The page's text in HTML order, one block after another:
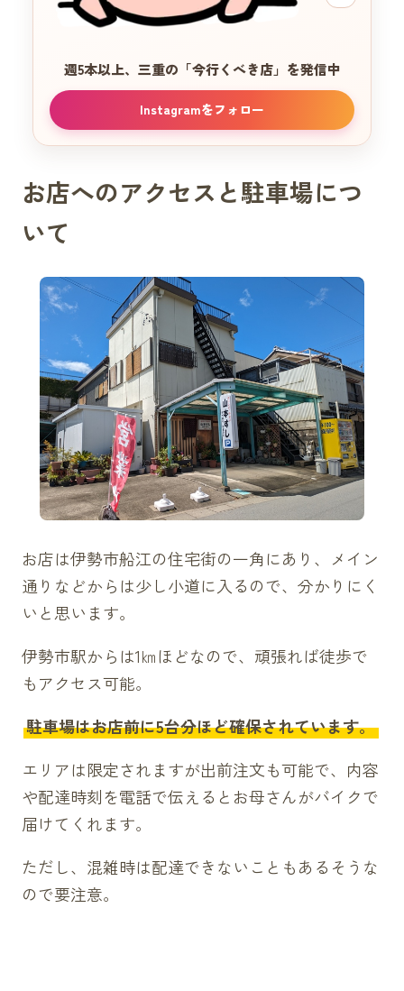
週5本以上、三重の 「今行くべき店」を発信中
Instagramをフォロー
お店へのアクセスと駐車場につ
いて
お店は伊勢市船江の住宅街の一角にあり、メイン
通りなどからは少し小道に入るので、分かりにく
いと思います。
伊勢市駅からは1㎞ほどなので、頑張れば徒歩で
もアクセス可能。
駐車場はお店前に5台分ほど確保されています。
エリアは限定されますが出前注文も可能で、内容
や配達時刻を電話で伝えるとお母さんがバイクで
届けてくれます。
ただし、混雑時は配達できないこともあるそうな
ので要注意。